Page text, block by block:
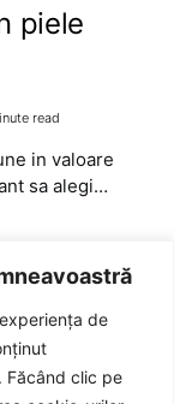
de
Făcând clic pe
piele
read
in valoare
sa alegi…